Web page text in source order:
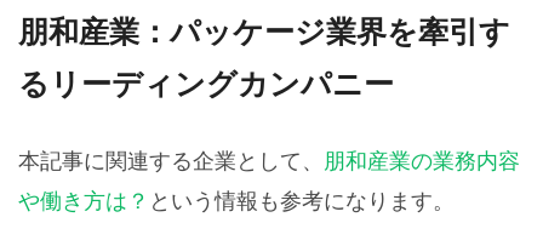
朋和産業：パッケージ業界を牽引す
るリーディングカンパニー
本記事に関連する企業として、 朋和産業の業務内容
や働き方は？ という情報も参考になります。